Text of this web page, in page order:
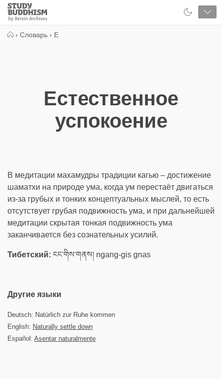
Close
Study
Buddhism
› Словарь › Е
Естественное
успокоение
В медитации махамудры традиции кагью – достижение
шаматхи на природе ума, когда ум перестаёт двигаться
из-за грубых и тонких концептуальных мыслей, то есть
отсутствует грубая подвижность ума, и при дальнейшей
медитации скрытая тонкая подвижность ума
заканчивается без сознательных усилий.
Тибетский: ངང་གིས་གནས། ngang-gis gnas
Другие языки
Deutsch: Natürlich zur Ruhe kommen
English: Naturally settle down
Español: Asentar naturalmente